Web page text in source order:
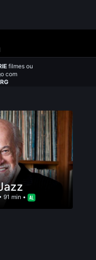
filmes ou
com
91 min •